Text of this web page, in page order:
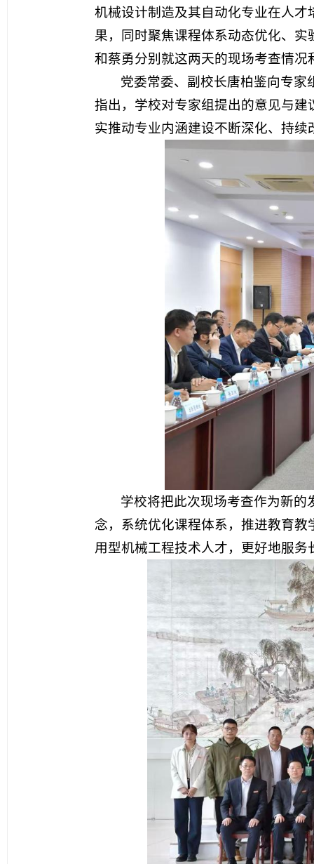
机械设计制造及其自动化专业在人
果，同时聚焦课程体系动态优化、
和蔡勇分别就这两天的现场考查情
党委常委、副校长唐柏鉴向专
指出，学校对专家组提出的意见与
实推动专业内涵建设不断深化、持续
学校将把此次现场考查作为新的
念，系统优化课程体系，推进教育
用型机械工程技术人才，更好地服